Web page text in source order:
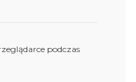
podczas